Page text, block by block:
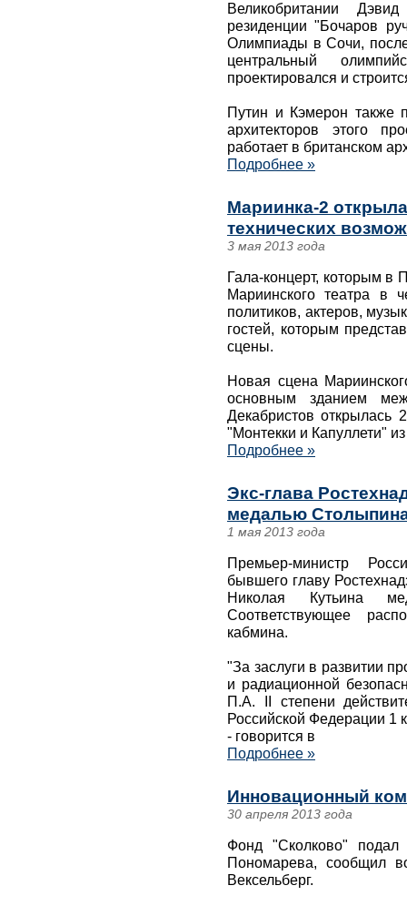
Великобритании
резиденции "Бочаров
Олимпиады в Сочи,
центральный
проектировался и
Путин и Кэмерон также
архитекторов этого
работает в британском
Подробнее »
Мариинка-2
технических
3 мая 2013 года
Гала-концерт, которым в
Мариинского театра в
политиков, актеров,
гостей, которым
сцены.
Новая сцена
основным зданием
Декабристов
"Монтекки и Капуллети"
Подробнее »
Экс-глава
медалью
1 мая 2013 года
Премьер-министр
бывшего главу
Николая Кутьина
Соответствующее
кабмина.
"За заслуги в развитии
и радиационной
П.А. II степени
Российской Федерации 1
- говорится в
Подробнее »
Инновационный
30 апреля 2013 года
Фонд "Сколково"
Пономарева, сообщил
Вексельберг.